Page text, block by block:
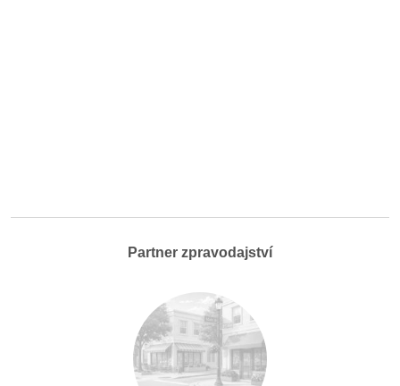
Partner zpravodajství